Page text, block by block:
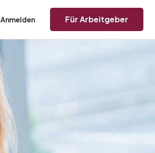
Anmelden Für Arbeitgeber